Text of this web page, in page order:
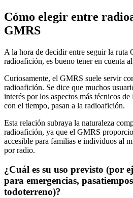
Cómo elegir entre
GMRS
A la hora de decidir entre seguir la ruta
radioafición, es bueno tener en cuenta
Curiosamente, el GMRS suele servir
radioafición. Se dice que muchos
interés por los aspectos más técnicos
con el tiempo, pasan a la radioafición.
Esta relación subraya la naturaleza
radioafición, ya que el GMRS
accesible para familias e individuos al
por radio.
¿Cuál es su uso previsto (por
para emergencias,
todoterreno)?